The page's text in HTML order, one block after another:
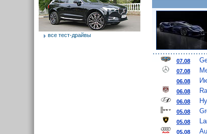
07.08
07.08
06.08
06.08
06.08
05.08
05.08
05.08
все тест-драйвы